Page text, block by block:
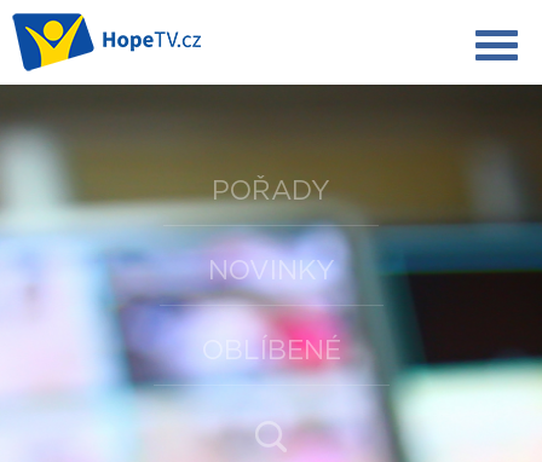
POŘADY
NOVINKY
OBLÍBENÉ